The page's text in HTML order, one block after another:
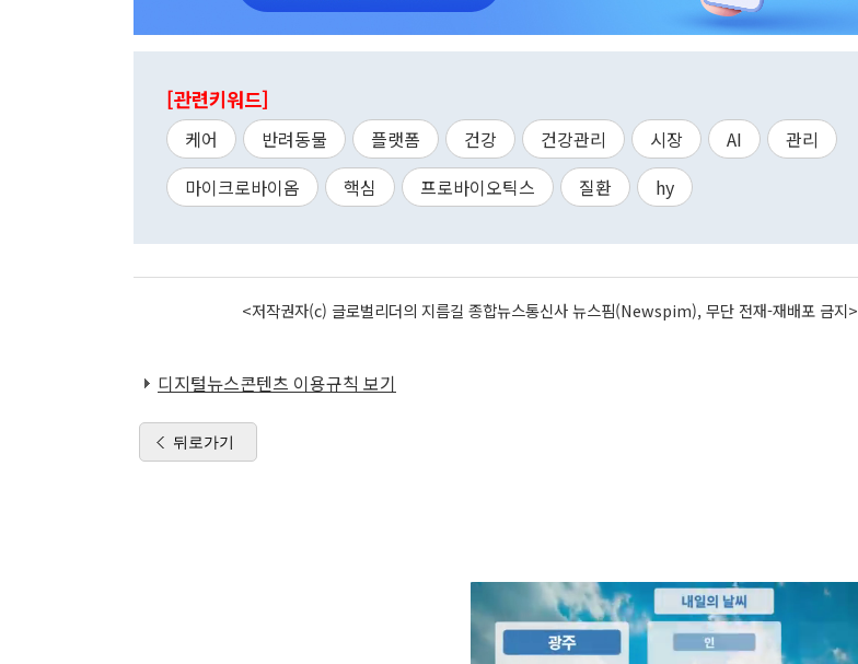
[관련키워드]
케어 반려동물 플랫폼 건강 건강관리 시장 AI
관리
마이크로바이옴
핵심 프로바이오틱스 질환 hy
<저작권자(c) 글로벌리더의 지름길 종합뉴스통신사 뉴스핌(Newspim), 무단 전재-재배포 금지>
디지털뉴스콘텐츠 이용규칙 보기
뒤로가기